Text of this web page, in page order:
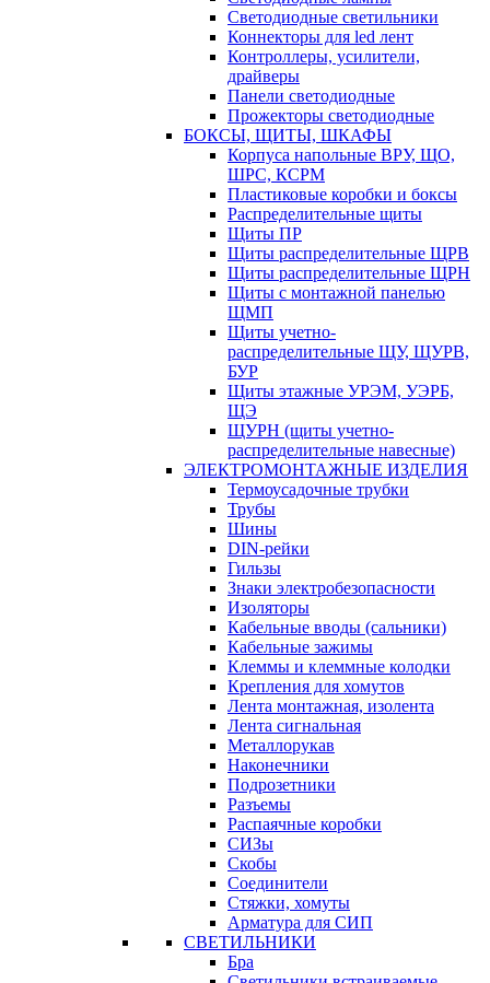
Светодиодные светильники
Коннекторы для led лент
Контроллеры, усилители,
драйверы
Панели светодиодные
Прожекторы светодиодные
БОКСЫ, ЩИТЫ, ШКАФЫ
Корпуса напольные ВРУ, ЩО,
ШРС, КСРМ
Пластиковые коробки и боксы
Распределительные щиты
Щиты ПР
Щиты распределительные ЩРВ
Щиты распределительные ЩРН
Щиты с монтажной панелью
ЩМП
Щиты учетно-
распределительные ЩУ, ЩУРВ,
БУР
Щиты этажные УРЭМ, УЭРБ,
ЩЭ
ЩУРН (щиты учетно-
распределительные навесные)
ЭЛЕКТРОМОНТАЖНЫЕ ИЗДЕЛИЯ
Термоусадочные трубки
Трубы
Шины
DIN-рейки
Гильзы
Знаки электробезопасности
Изоляторы
Кабельные вводы (сальники)
Кабельные зажимы
Клеммы и клеммные колодки
Крепления для хомутов
Лента монтажная, изолента
Лента сигнальная
Металлорукав
Наконечники
Подрозетники
Разъемы
Распаячные коробки
СИЗы
Скобы
Соединители
Стяжки, хомуты
Арматура для СИП
СВЕТИЛЬНИКИ
Бра